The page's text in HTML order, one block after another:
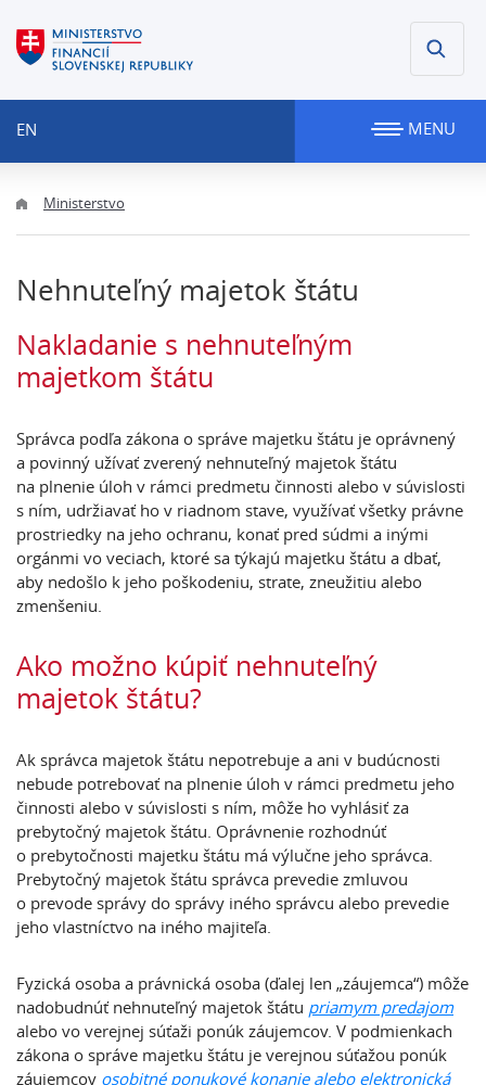
EN MENU
Ministerstvo
Nehnuteľný majetok štátu
Nakladanie s nehnuteľným
majetkom štátu
Správca podľa zákona o správe majetku štátu je oprávnený
a povinný užívať zverený nehnuteľný majetok štátu
na plnenie úloh v rámci predmetu činnosti alebo v súvislosti
s ním, udržiavať ho v riadnom stave, využívať všetky právne
prostriedky na jeho ochranu, konať pred súdmi a inými
orgánmi vo veciach, ktoré sa týkajú majetku štátu a dbať,
aby nedošlo k jeho poškodeniu, strate, zneužitiu alebo
zmenšeniu.
Ako možno kúpiť nehnuteľný
majetok štátu?
Ak správca majetok štátu nepotrebuje a ani v budúcnosti
nebude potrebovať na plnenie úloh v rámci predmetu jeho
činnosti alebo v súvislosti s ním, môže ho vyhlásiť za
prebytočný majetok štátu. Oprávnenie rozhodnúť
o prebytočnosti majetku štátu má výlučne jeho správca.
Prebytočný majetok štátu správca prevedie zmluvou
o prevode správy do správy iného správcu alebo prevedie
jeho vlastníctvo na iného majiteľa.
Fyzická osoba a právnická osoba (ďalej len „záujemca“) môže
nadobudnúť nehnuteľný majetok štátu priamym predajom
alebo vo verejnej súťaži ponúk záujemcov. V podmienkach
zákona o správe majetku štátu je verejnou súťažou ponúk
záujemcov osobitné ponukové konanie alebo elektronická